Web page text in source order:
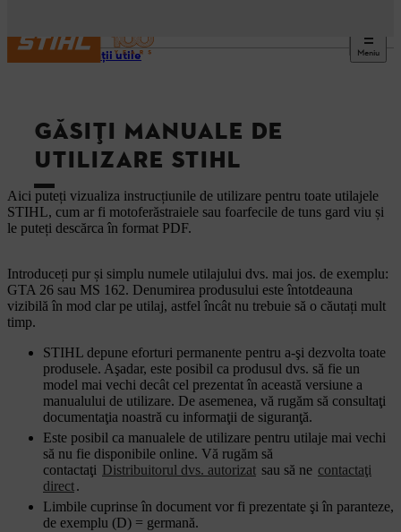
Meniu
Informaţii utile
GĂSIȚI MANUALE DE
UTILIZARE STIHL
Aici puteți vizualiza instrucțiunile de utilizare pentru toate utilajele
STIHL, cum ar fi motoferăstraiele sau foarfecile de tuns gard viu și
le puteți descărca în format PDF.
Introduceți pur și simplu numele utilajului dvs. mai jos. de exemplu:
GTA 26 sau MS 162. Denumirea produsului este întotdeauna
vizibilă în mod clar pe utilaj, astfel încât nu trebuie să o căutați mult
timp.
STIHL depune eforturi permanente pentru a-şi dezvolta toate
produsele. Aşadar, este posibil ca produsul dvs. să fie un
model mai vechi decât cel prezentat în această versiune a
manualului de utilizare. De asemenea, vă rugăm să consultaţi
documentaţia noastră cu informaţii de siguranţă.
Este posibil ca manualele de utilizare pentru utilaje mai vechi
să nu fie disponibile online. Vă rugăm să
contactaţi Distribuitorul dvs. autorizat sau să ne contactaţi
direct.
Limbile cuprinse în document vor fi prezentate şi în paranteze,
de exemplu (D) = germană.